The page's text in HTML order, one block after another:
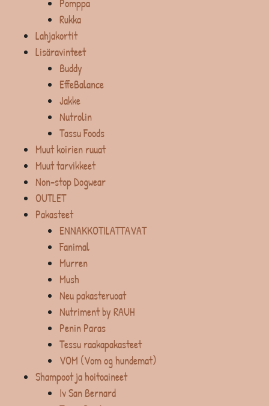
Pomppa
Rukka
Lahjakortit
Lisäravinteet
Buddy
EffeBalance
Jakke
Nutrolin
Tassu Foods
Muut koirien ruuat
Muut tarvikkeet
Non-stop Dogwear
OUTLET
Pakasteet
ENNAKKOTILATTAVAT
Fanimal
Murren
Mush
Neu pakasteruoat
Nutriment by RAUH
Penin Paras
Tessu raakapakasteet
VOM (Vom og hundemat)
Shampoot ja hoitoaineet
Iv San Bernard